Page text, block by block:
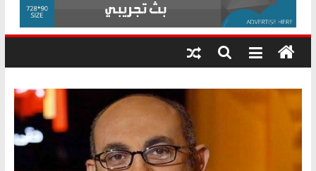
حزب التحالف الشعبي يطلق لجنة “الحق
في الصحة” بالإسكندرية لرصد الانتهاكات
ودعم المرضى
درب..
وتبقى
هي